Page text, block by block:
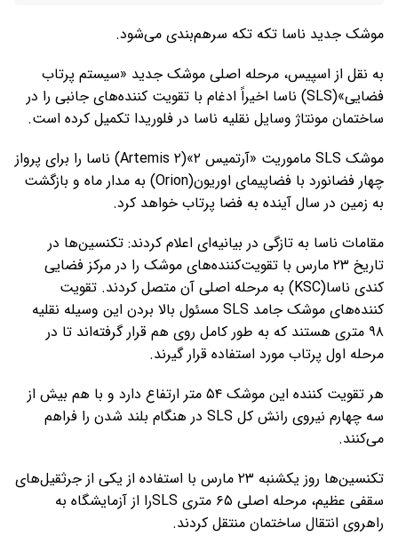
موشک جدید ناسا تکه تکه سرهم‌بندی می‌شود.
به نقل از اسپیس، مرحله اصلی موشک جدید «سیستم پرتاب
فضایی»(SLS) ناسا اخیراً ادغام با تقویت کننده‌های جانبی را در
ساختمان مونتاژ وسایل نقلیه ناسا در فلوریدا تکمیل کرده است.
موشک SLS ماموریت «آرتمیس ۲»(Artemis ۲) ناسا را ​​برای پرواز
چهار فضانورد با فضاپیمای اوریون(Orion) به مدار ماه و بازگشت
به زمین در سال آینده به فضا پرتاب خواهد کرد.
مقامات ناسا به تازگی در بیانیه‌ای اعلام کردند: تکنسین‌ها در
تاریخ ۲۳ مارس با تقویت‌کننده‌های موشک را در مرکز فضایی
کندی ناسا(KSC) به مرحله اصلی آن متصل کردند. تقویت
کننده‌های موشک جامد SLS مسئول بالا بردن این وسیله نقلیه
۹۸ متری هستند که به طور کامل روی هم قرار گرفته‌اند تا در
مرحله اول پرتاب مورد استفاده قرار گیرند.
هر تقویت کننده این موشک ۵۴ متر ارتفاع دارد و با هم بیش از
سه چهارم نیروی رانش کل SLS در هنگام بلند شدن را فراهم
می‌کنند.
تکنسین‌ها روز یکشنبه ۲۳ مارس با استفاده از یکی از جرثقیل‌های
سقفی عظیم، مرحله اصلی ۶۵ متری SLSرا از آزمایشگاه به
راهروی انتقال ساختمان منتقل کردند.